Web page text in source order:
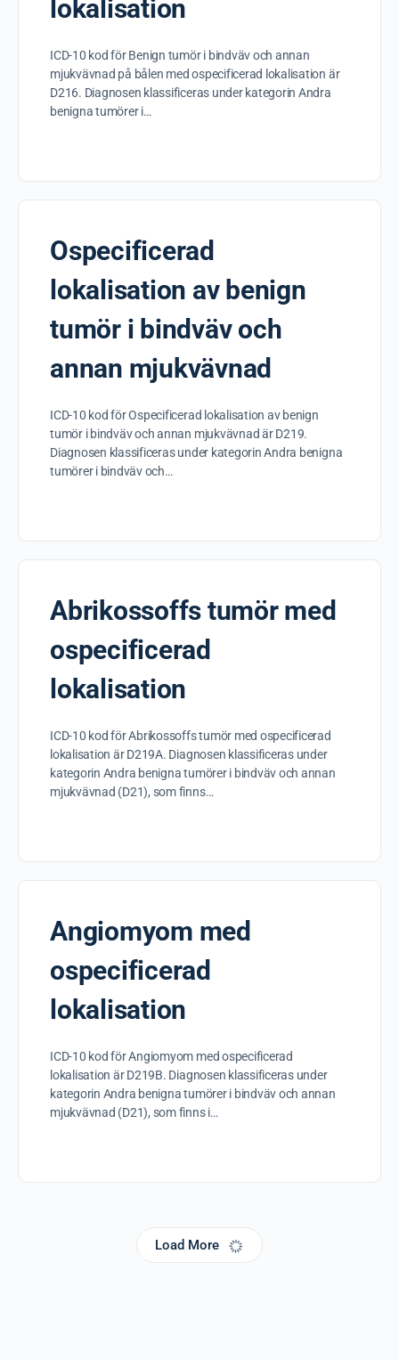
lokalisation
ICD-10 kod för Benign tumör i bindväv och annan
mjukvävnad på bålen med ospecificerad lokalisation är
D216. Diagnosen klassificeras under kategorin Andra
benigna tumörer i…
Ospecificerad
lokalisation av benign
tumör i bindväv och
annan mjukvävnad
ICD-10 kod för Ospecificerad lokalisation av benign
tumör i bindväv och annan mjukvävnad är D219.
Diagnosen klassificeras under kategorin Andra benigna
tumörer i bindväv och…
Abrikossoffs tumör med
ospecificerad
lokalisation
ICD-10 kod för Abrikossoffs tumör med ospecificerad
lokalisation är D219A. Diagnosen klassificeras under
kategorin Andra benigna tumörer i bindväv och annan
mjukvävnad (D21), som finns…
Angiomyom med
ospecificerad
lokalisation
ICD-10 kod för Angiomyom med ospecificerad
lokalisation är D219B. Diagnosen klassificeras under
kategorin Andra benigna tumörer i bindväv och annan
mjukvävnad (D21), som finns i…
Load More